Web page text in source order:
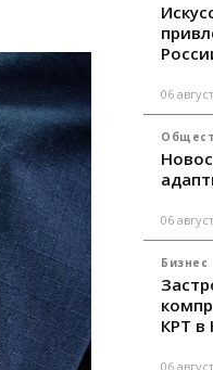
06
06
Бизнес
КРТ в
06